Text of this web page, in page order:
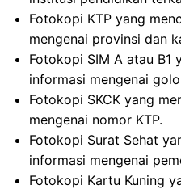
Fotokopi KTP yang
mengenai provinsi dan
Fotokopi SIM A atau B1
informasi mengenai
Fotokopi SKCK yang
mengenai nomor KTP.
Fotokopi Surat Sehat
informasi mengenai
Fotokopi Kartu Kuning